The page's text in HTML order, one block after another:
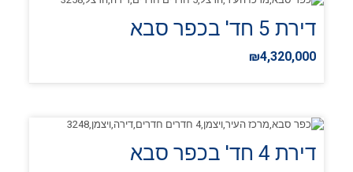
דירת 5 חד' בכפר סבא
₪4,320,000
דירת 4 חד' בכפר סבא